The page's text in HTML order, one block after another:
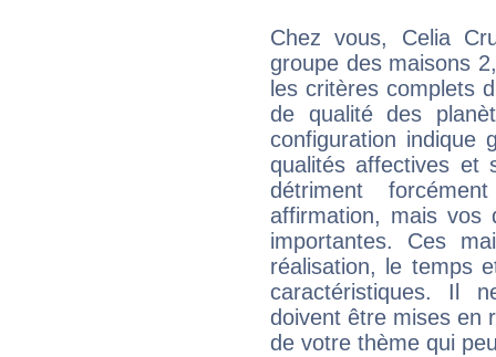
Chez vous, Celia
groupe des maisons
les critères complets
de qualité des
configuration indique
qualités affectives et
détriment
affirmation, mais
importantes. Ces
réalisation, le temps
caractéristiques. Il
doivent être mises en
de votre thème qui